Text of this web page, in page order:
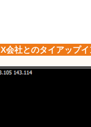
会社とのタイアップイ